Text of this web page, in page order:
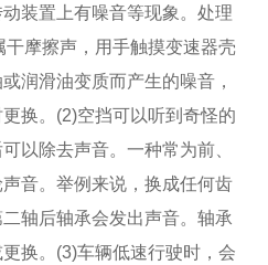
装置上有噪音等现象。处理
摩擦声，用手触摸变速器壳
润滑油变质而产生的噪音，
换。(2)空挡可以听到奇怪的
以除去声音。一种常为前、
音。举例来说，换成任何齿
轴后轴承会发出声音。轴承
换。(3)车辆低速行驶时，会